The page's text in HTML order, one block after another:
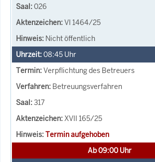
026
VI 1464/25
Nicht öffentlich
08:45 Uhr
Verpflichtung des Betreuers
Betreuungsverfahren
317
XVII 165/25
Termin aufgehoben
Ab 09:00 Uhr